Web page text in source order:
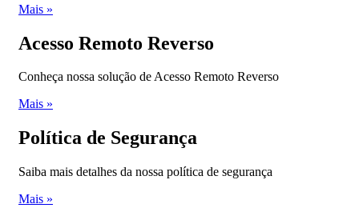
Mais »
Acesso Remoto Reverso
Conheça nossa solução de Acesso Remoto Reverso
Mais »
Política de Segurança
Saiba mais detalhes da nossa política de segurança
Mais »